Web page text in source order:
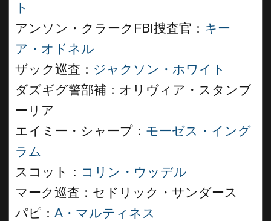
ト
アンソン・クラークFBI捜査官： キー
ア・オドネル
ザック巡査： ジャクソン・ホワイト
ダズギグ警部補：オリヴィア・スタンブ
ーリア
エイミー・シャープ： モーゼス・イング
ラム
スコット： コリン・ウッデル
マーク巡査：セドリック・サンダース
パピ： A・マルティネス